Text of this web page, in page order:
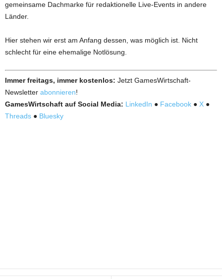
gemeinsame Dachmarke für redaktionelle Live-Events in andere
Länder.
Hier stehen wir erst am Anfang dessen, was möglich ist. Nicht
schlecht für eine ehemalige Notlösung.
Immer freitags, immer kostenlos: Jetzt GamesWirtschaft-
Newsletter abonnieren!
GamesWirtschaft auf Social Media: LinkedIn ● Facebook ● X ●
Threads ● Bluesky